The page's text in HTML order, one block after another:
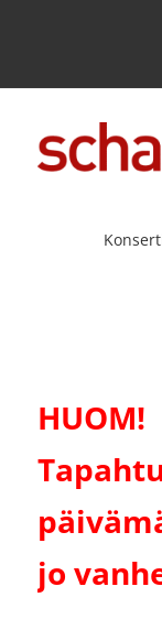
HUOM!
jo